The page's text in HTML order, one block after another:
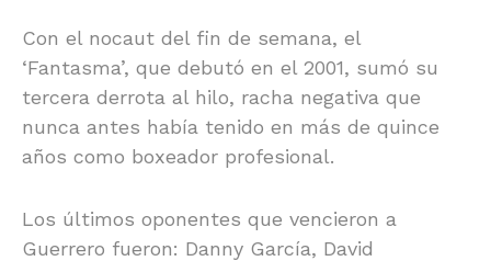
Con el nocaut del fin de semana, el
‘Fantasma’, que debutó en el 2001, sumó su
tercera derrota al hilo, racha negativa que
nunca antes había tenido en más de quince
años como boxeador profesional.
Los últimos oponentes que vencieron a
Guerrero fueron: Danny García, David